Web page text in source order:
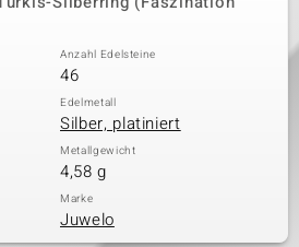
Anzahl Edelsteine
46
Edelmetall
Silber, platiniert
Metallgewicht
4,58 g
Marke
Juwelo